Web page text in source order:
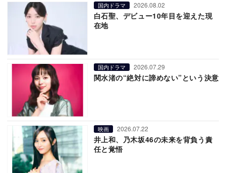
国内ドラマ 2026.08.02
白石聖、デビュー10年目を迎えた現
在地
国内ドラマ 2026.07.29
関水渚の“絶対に諦めない”という決意
映画 2026.07.22
井上和、乃木坂46の未来を背負う責
任と覚悟